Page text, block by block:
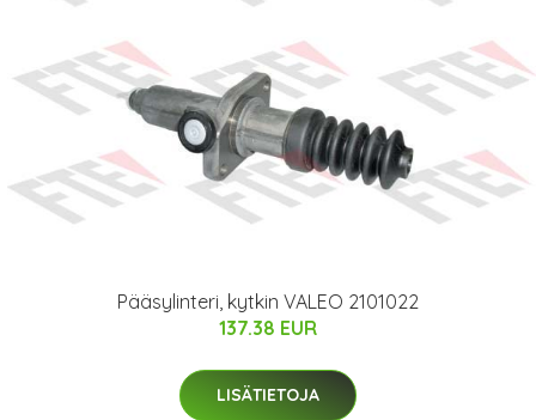
Pääsylinteri, kytkin VALEO 2101022
137.38 EUR
LISÄTIETOJA